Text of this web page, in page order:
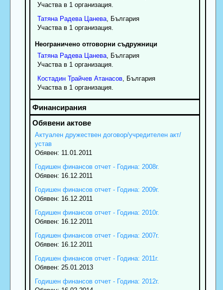
Участва в 1 организация.
Татяна Радева Цанева, България
Участва в 1 организация.
Неограничено отговорни съдружници
Татяна Радева Цанева, България
Участва в 1 организация.
Костадин Трайчев Атанасов, България
Участва в 1 организация.
Актуален дружествен договор/учредителен акт/
устав
Обявен: 11.01.2011
Годишен финансов отчет - Година: 2008г.
Обявен: 16.12.2011
Годишен финансов отчет - Година: 2009г.
Обявен: 16.12.2011
Годишен финансов отчет - Година: 2010г.
Обявен: 16.12.2011
Годишен финансов отчет - Година: 2007г.
Обявен: 16.12.2011
Годишен финансов отчет - Година: 2011г.
Обявен: 25.01.2013
Годишен финансов отчет - Година: 2012г.